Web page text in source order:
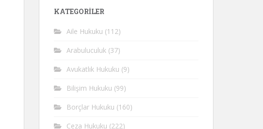
KATEGORİLER
Aile Hukuku (112)
Arabuluculuk (37)
Avukatlık Hukuku (9)
Bilişim Hukuku (99)
Borçlar Hukuku (160)
Ceza Hukuku (222)